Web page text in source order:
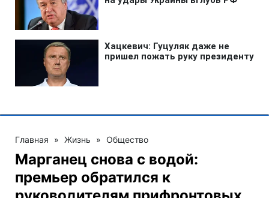
Главная » Жизнь » Общество
Марганец снова с водой:
премьер обратился к